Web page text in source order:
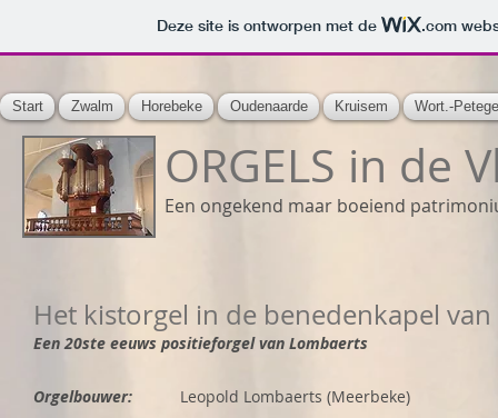
Deze site is ontworpen met de .com
Start Zwalm Horebeke Oudenaarde Kruisem Wort.-
ORGELS in de
Een ongekend maar boeiend
Het kistorgel in de benedenkapel van
Een 20ste eeuws positieforgel van Lombaerts
Leopold Lombaerts (Meerbeke)
Orgelbouwer: